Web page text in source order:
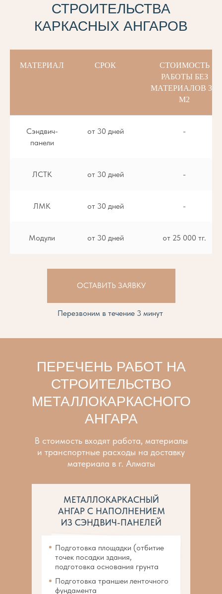
СТРОИТЕЛЬСТВА
КАРКАСНЫХ АНГАРОВ
МАТЕРИАЛ СРОК
СТОИМОСТЬ
РАБОТЫ БЕЗ
МАТЕРИАЛОВ ЗА
М2
Сэндвич-
панели
от 30 дней -
ЛСТК от 30 дней -
ЛМК от 30 дней -
Модули от 30 дней от 25 000 тг.
ОСТАВИТЬ ЗАЯВКУ
Перезвоним в течение 3 минут
ПЕРЕЧЕНЬ РАБОТ НА
СТРОИТЕЛЬСТВО
МЕТАЛЛОКАРКАСНОГО
АНГАРА
В стоимость входят работа, материалы
и транспортные расходы на доставку
материала в г. Алматы
Подготовка площадки (отбитие
точек посадки здания,
подготовка основания грунта
Подготовка траншеи ленточного
фундамента
МЕТАЛЛОКАРКАСНЫЙ
АНГАР С НАПОЛНЕНИЕМ
ИЗ СЭНДВИЧ-ПАНЕЛЕЙ